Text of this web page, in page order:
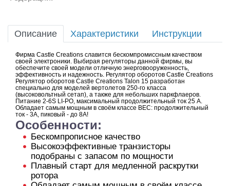
Оптовая продажа запчастей для моделей
Описание Характеристики Инструкции
Фирма Castle Creations славится бескомпромиссным качеством
своей электроники. Выбирая регуляторы данной фирмы, вы
обеспечите своей модели отличную энерговооруженность,
эффективность и надежность. Регулятор оборотов Castle Creations
Регулятор оборотов Castle Creations Talon 15 разработан
специально для моделей вертолетов 250-го класса
(высоковольтный сетап), а также для небольших паркфлаеров.
Питание 2-6S LI-PO, максимальный продолжительный ток 25 А.
Обладает самым мощным в своём классе BEC: продолжительный
ток - 3А, пиковый - до 8А!
Особенности:
Бескомпрописное качество
Высокоэффективные транзисторы
подобраны с запасом по мощности
Плавный старт для медленной раскрутки
ротора